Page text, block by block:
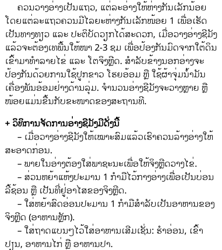
ຄວນວາງອ່າງເປັນແຖວ, ແຕ່ລະອ່າງໃຫ້ຫ່າງກັນເລັກນ້ອຍ
ໂດຍແຕ່ລະແຖວຄວນມີໄລຍະຫ່າງກັນເລັກໜ້ອຍ 1 ເພື່ອເຮັດ
ເປັນທາງທຽວ ແລະ ປະຕິບັດວຽກໄດ້ສະດວກ, ເມື່ອວາງອ່າງຊີມັງ
ແລ້ວຈະຕ້ອງເທພື້ນໃຫ້ໜາ 2-3 ຊມ ເພື່ອປ້ອງກັນມົດຈາກໃຕ້ດິນ
ເຂົ້າມາທໍາລາຍໄຂ່ ແລະ ໂຕຈິງຫຼີດ. ສໍາລັບຂ້າງນອກອ່າງຈະ
ປ້ອງກັນດ້ວຍການໃຊ້ປູກຂາວ ໂຮຍອ້ອມ ຫຼື ໃຊ້ຜ້າຈຸ່ມນ້ໍາມັນ
ເຄື່ອງພັນອ້ອມຢ່າງດ້ານລຸ່ມ. ຈໍານວນອ່າງຊີມັງຈະວາງຫຼາຍ ຫຼື
ໜ້ອຍແມ່ນຂື້ນກັບຂະໜາດຂອງສະຖານທີ.
+ ວິທິການຈັດການອ່າງຊີມັງມີດັ່ງນີ້
– ເມື່ອວາງອ່າງຊີມັງໃຫ້ເໝາະສົມແລ້ວເຮົາຄວນລ້າງອ່າງໃຫ້
ສະອາດກ່ອນ.
– ພາຍໃນອ່າງຕ້ອງໃສ່ພາຊະນະເພື່ອໃຫ້ຈິງຫຼີດວາງໄຂ່.
– ສ່ວນຫຍ້າແຫ້ງປະມານ 1 ກໍາມືໄວ້ກາງອ່າງເພື່ອເປັນບ່ອນ
ລີ້ຊ້ອນ ຫຼື ເປັນທີ່ຢູ່ອາໄສຂອງຈິງຫຼີດ.
– ໃສ່ຫຍ້າສົດອ່ອນປະມານ 1 ກໍາມືສໍາລັບເປັນອາຫານຂອງ
ຈິງຫຼີດ (ອາຫານຫຼັກ).
– ໃສ່ຖາດແບນໆໄວ້ໃສ່ອາຫານເສີມເຊັ່ນ: ຮໍາອ່ອນ, ເຂົ້າ
ປຽນ, ອາຫານໄກ່ ຫຼື ອາຫານປາ.